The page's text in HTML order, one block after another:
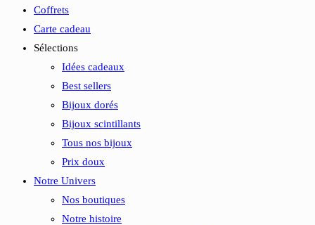
Coffrets
Carte cadeau
Sélections
Idées cadeaux
Best sellers
Bijoux dorés
Bijoux scintillants
Tous nos bijoux
Prix doux
Notre Univers
Nos boutiques
Notre histoire